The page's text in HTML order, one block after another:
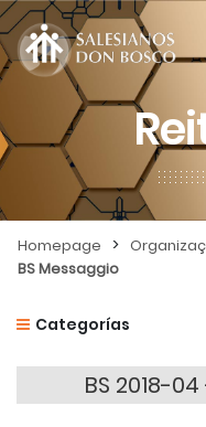
Homepage >
BS Messaggio
Categorías
BS 2018-